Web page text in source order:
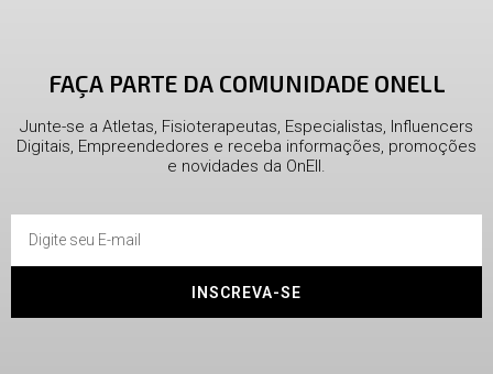
FAÇA PARTE DA COMUNIDADE ONELL
Junte-se a Atletas, Fisioterapeutas, Especialistas, Influencers
Digitais, Empreendedores e receba informações, promoções
e novidades da OnEll.
INSCREVA-SE